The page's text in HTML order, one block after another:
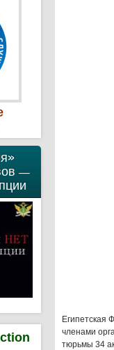
—
Египетская
членами
тюрьмы 34